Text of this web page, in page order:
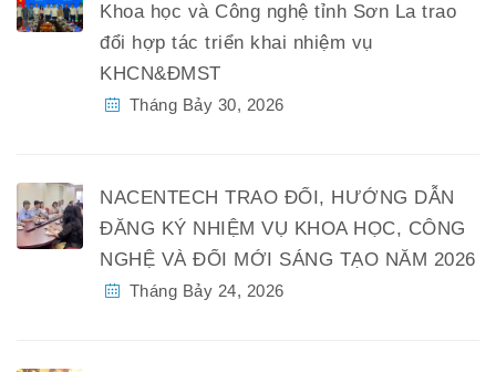
Khoa học và Công nghệ tỉnh Sơn La trao
đổi hợp tác triển khai nhiệm vụ
KHCN&ĐMST
Tháng Bảy 30, 2026
NACENTECH TRAO ĐỔI, HƯỚNG DẪN
ĐĂNG KÝ NHIỆM VỤ KHOA HỌC, CÔNG
NGHỆ VÀ ĐỔI MỚI SÁNG TẠO NĂM 2026
Tháng Bảy 24, 2026